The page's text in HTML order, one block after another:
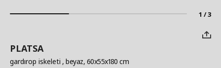
1 / 3
PLATSA
gardırop iskeleti , beyaz, 60x55x180 cm